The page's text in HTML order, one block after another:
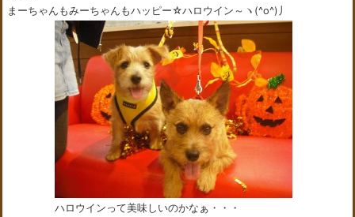
まーちゃんもみーちゃんもハッピー☆ハロウイン～ヽ(^o^)丿
ハロウインって美味しいのかなぁ・・・